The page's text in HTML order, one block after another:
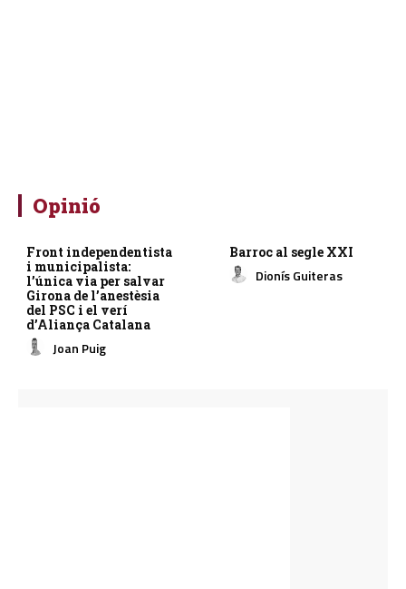
Opinió
Front independentista
i municipalista:
l’única via per salvar
Girona de l’anestèsia
del PSC i el verí
d’Aliança Catalana
Joan Puig
Barroc al segle XXI
Dionís Guiteras